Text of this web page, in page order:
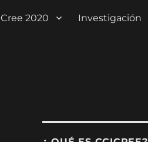
2020 Investigación